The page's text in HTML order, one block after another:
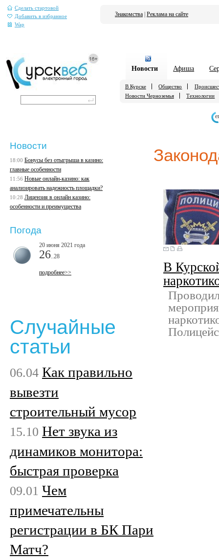
Сделать стартовой
Добавить в избранное
Wap
Знакомства Реклама на сайте
Новости Афиша
В Курске Общество
Новости Черноземья
Технологии
В
Новости
18:00 Бонусы без отыгрыша в казино:
главные особенности
11:56 Новые онлайн-казино: как
анализировать надежность площадки?
10:28 Лицензия в онлайн казино:
особенности и преимущества
Погода
20 июня 2021 года
26 ..28
подробнее>>
Случайные
статьи
06.04 Как правильно
вывезти
строительный мусор
15.10 Нет звука из
динамиков монитора:
быстрая проверка
09.01 Чем
примечательны
регистрации в БК Пари
Матч?